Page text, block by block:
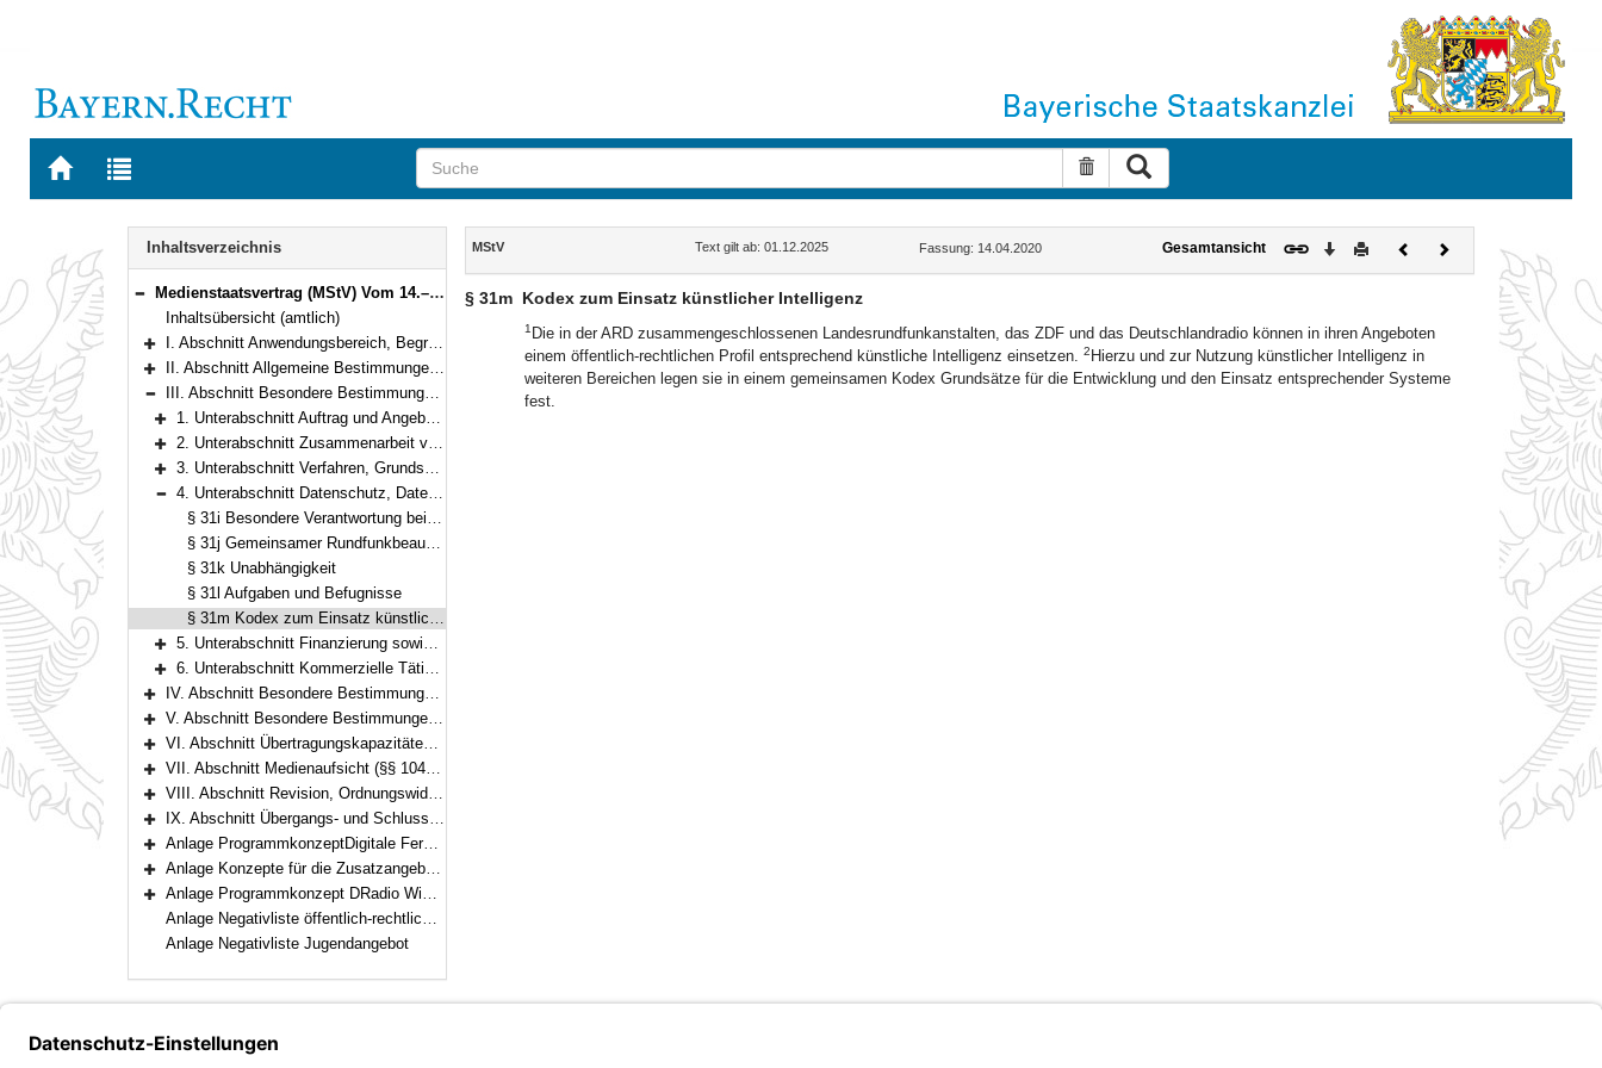
Zur
BAYERN.RECHT
Zur
letzten
Suche zurücksetzen
Navigation
Inhaltsverzeichnis
Bereich reduzieren
Medienstaatsvertrag (MStV) Vom 14.–28. April 2020 (§§ 1–122)
Inhaltsübersicht (amtlich)
Bereich erweitern
I. Abschnitt Anwendungsbereich, Begriffsbestimmungen (§§ 1–2)
Bereich erweitern
II. Abschnitt Allgemeine Bestimmungen (§§ 3–25)
Bereich reduzieren
III. Abschnitt Besondere Bestimmungen für den öffentlich-rechtlichen Rundfunk (§§ 26–49)
Bereich erweitern
1. Unterabschnitt Auftrag und Angebote (§§ 26–30d)
Bereich erweitern
2. Unterabschnitt Zusammenarbeit von ARD, ZDF und Deutschlandradio (§§ 30e–30f)
Bereich erweitern
3. Unterabschnitt Verfahren, Grundsätze der Gremienarbeit und Compliance (§§ 31–31h)
Bereich reduzieren
4. Unterabschnitt Datenschutz, Datenschutzaufsicht und Einsatz künstlicher Intelligenz (§§ 31i–31m)
§ 31i Besondere Verantwortung bei der Datenverarbeitung
§ 31j Gemeinsamer Rundfunkbeauftragter für den Datenschutz
§ 31k Unabhängigkeit
§ 31l Aufgaben und Befugnisse
§ 31m Kodex zum Einsatz künstlicher Intelligenz
Bereich erweitern
5. Unterabschnitt Finanzierung sowie Wirtschaftlichkeit und Sparsamkeit (§§ 32–39b)
Bereich erweitern
6. Unterabschnitt Kommerzielle Tätigkeiten und Beteiligungen (§§ 40–49)
Bereich erweitern
IV. Abschnitt Besondere Bestimmungen für den privaten Rundfunk (§§ 50–73)
Bereich erweitern
V. Abschnitt Besondere Bestimmungen für einzelne Telemedien (§§ 74–99e)
Bereich erweitern
VI. Abschnitt Übertragungskapazitäten, Freie Verbreitung (§§ 100–103)
Bereich erweitern
VII. Abschnitt Medienaufsicht (§§ 104–113)
Bereich erweitern
VIII. Abschnitt Revision, Ordnungswidrigkeiten (§§ 114–115)
Bereich erweitern
IX. Abschnitt Übergangs- und Schlussvorschriften (§§ 116–122)
Bereich erweitern
Anlage ProgrammkonzeptDigitale Fernsehprogramme der ARD
Bereich erweitern
Anlage Konzepte für die Zusatzangebote des ZDF
Bereich erweitern
Anlage Programmkonzept DRadio Wissen
Anlage Negativliste öffentlich-rechtlicher Telemedien
Anlage Negativliste Jugendangebot
Inhalt
MStV Text gilt ab: 01.12.2025 Fassung: 14.04.2020 Gesamtansicht Download
DruckenVorherigesNächstes
Dokument
§ 31m Kodex zum Einsatz künstlicher Intelligenz
1 Die in der ARD zusammengeschlossenen Landesrundfunkanstalten, das ZDF und das Deutschlandradio können in ihren Angeboten
einem öffentlich-rechtlichen Profil entsprechend künstliche Intelligenz einsetzen. 2 Hierzu und zur Nutzung künstlicher Intelligenz in
weiteren Bereichen legen sie in einem gemeinsamen Kodex Grundsätze für die Entwicklung und den Einsatz entsprechender Systeme
fest.
Bayern.de